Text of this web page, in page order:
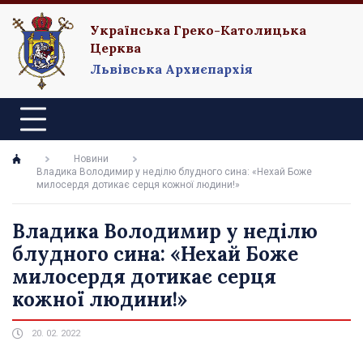
Українська Греко-Католицька
Церква
Львівська Архиєпархія
Новини
Владика Володимир у неділю блудного сина: «Нехай Боже
милосердя дотикає серця кожної людини!»
Владика Володимир у неділю
блудного сина: «Нехай Боже
милосердя дотикає серця
кожної людини!»
20. 02. 2022